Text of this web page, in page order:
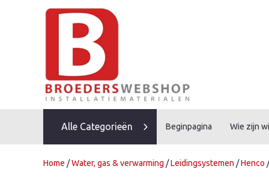
Alle Categorieën Beginpagina Wie zijn
Home /Water, gas & verwarming /Leidingsystemen /Henco